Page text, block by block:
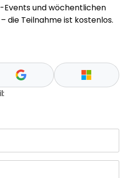
Events und wöchentlichen
die Teilnahme ist kostenlos.
purposes and should be